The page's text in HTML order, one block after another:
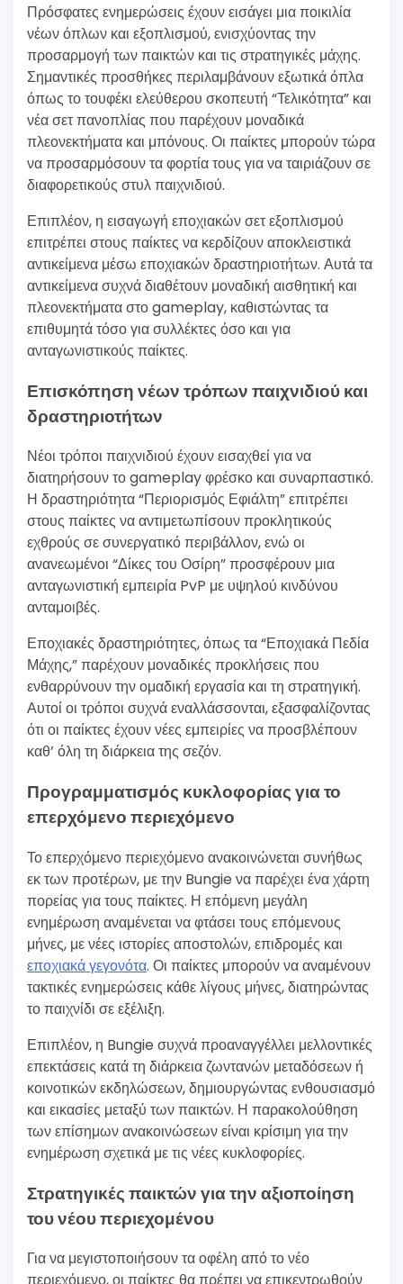
Πρόσφατες ενημερώσεις έχουν εισάγει μια ποικιλία
νέων όπλων και εξοπλισμού, ενισχύοντας την
προσαρμογή των παικτών και τις στρατηγικές μάχης.
Σημαντικές προσθήκες περιλαμβάνουν εξωτικά όπλα
όπως το τουφέκι ελεύθερου σκοπευτή “Τελικότητα” και
νέα σετ πανοπλίας που παρέχουν μοναδικά
πλεονεκτήματα και μπόνους. Οι παίκτες μπορούν τώρα
να προσαρμόσουν τα φορτία τους για να ταιριάζουν σε
διαφορετικούς στυλ παιχνιδιού.
Επιπλέον, η εισαγωγή εποχιακών σετ εξοπλισμού
επιτρέπει στους παίκτες να κερδίζουν αποκλειστικά
αντικείμενα μέσω εποχιακών δραστηριοτήτων. Αυτά τα
αντικείμενα συχνά διαθέτουν μοναδική αισθητική και
πλεονεκτήματα στο gameplay, καθιστώντας τα
επιθυμητά τόσο για συλλέκτες όσο και για
ανταγωνιστικούς παίκτες.
Επισκόπηση νέων τρόπων παιχνιδιού και
δραστηριοτήτων
Νέοι τρόποι παιχνιδιού έχουν εισαχθεί για να
διατηρήσουν το gameplay φρέσκο και συναρπαστικό.
Η δραστηριότητα “Περιορισμός Εφιάλτη” επιτρέπει
στους παίκτες να αντιμετωπίσουν προκλητικούς
εχθρούς σε συνεργατικό περιβάλλον, ενώ οι
ανανεωμένοι “Δίκες του Οσίρη” προσφέρουν μια
ανταγωνιστική εμπειρία PvP με υψηλού κινδύνου
ανταμοιβές.
Εποχιακές δραστηριότητες, όπως τα “Εποχιακά Πεδία
Μάχης,” παρέχουν μοναδικές προκλήσεις που
ενθαρρύνουν την ομαδική εργασία και τη στρατηγική.
Αυτοί οι τρόποι συχνά εναλλάσσονται, εξασφαλίζοντας
ότι οι παίκτες έχουν νέες εμπειρίες να προσβλέπουν
καθ’ όλη τη διάρκεια της σεζόν.
Προγραμματισμός κυκλοφορίας για το
επερχόμενο περιεχόμενο
Το επερχόμενο περιεχόμενο ανακοινώνεται συνήθως
εκ των προτέρων, με την Bungie να παρέχει ένα χάρτη
πορείας για τους παίκτες. Η επόμενη μεγάλη
ενημέρωση αναμένεται να φτάσει τους επόμενους
μήνες, με νέες ιστορίες αποστολών, επιδρομές και
εποχιακά γεγονότα. Οι παίκτες μπορούν να αναμένουν
τακτικές ενημερώσεις κάθε λίγους μήνες, διατηρώντας
το παιχνίδι σε εξέλιξη.
Επιπλέον, η Bungie συχνά προαναγγέλλει μελλοντικές
επεκτάσεις κατά τη διάρκεια ζωντανών μεταδόσεων ή
κοινοτικών εκδηλώσεων, δημιουργώντας ενθουσιασμό
και εικασίες μεταξύ των παικτών. Η παρακολούθηση
των επίσημων ανακοινώσεων είναι κρίσιμη για την
ενημέρωση σχετικά με τις νέες κυκλοφορίες.
Στρατηγικές παικτών για την αξιοποίηση
του νέου περιεχομένου
Για να μεγιστοποιήσουν τα οφέλη από το νέο